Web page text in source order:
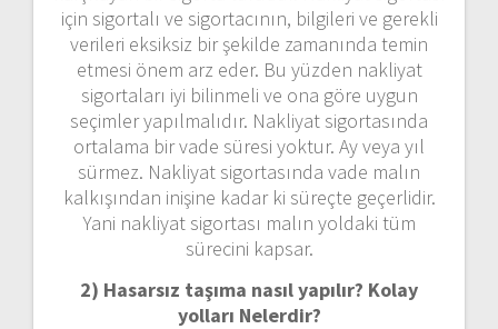
için sigortalı ve sigortacının, bilgileri ve gerekli
verileri eksiksiz bir şekilde zamanında temin
etmesi önem arz eder. Bu yüzden nakliyat
sigortaları iyi bilinmeli ve ona göre uygun
seçimler yapılmalıdır. Nakliyat sigortasında
ortalama bir vade süresi yoktur. Ay veya yıl
sürmez. Nakliyat sigortasında vade malın
kalkışından inişine kadar ki süreçte geçerlidir.
Yani nakliyat sigortası malın yoldaki tüm
sürecini kapsar.
2) Hasarsız taşıma nasıl yapılır? Kolay
yolları Nelerdir?